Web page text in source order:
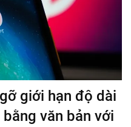
giới hạn độ dài
văn bản với